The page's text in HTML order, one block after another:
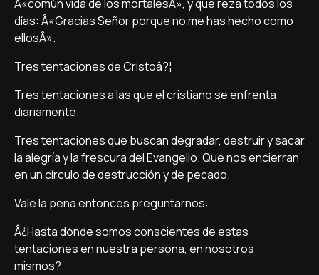
Â«común vida de los mortalesÂ», y que reza todos los
dí­as: Â«Gracias Señor porque no me has hecho como
ellosÂ».
Tres tentaciones de Cristoâ?¦
Tres tentaciones a las que el cristiano se enfrenta
diariamente.
Tres tentaciones que buscan degradar, destruir y sacar
la alegrí­a y la frescura del Evangelio. Que nos encierran
en un cí­rculo de destrucción y de pecado.
Vale la pena entonces preguntarnos:
Â¿Hasta dónde somos conscientes de estas
tentaciones en nuestra persona, en nosotros
mismos?